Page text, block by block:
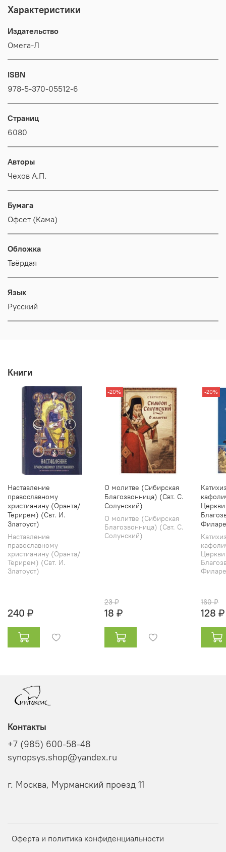
Характеристики
Издательство
Омега-Л
ISBN
978-5-370-05512-6
Страниц
6080
Авторы
Чехов А.П.
Бумага
Офсет (Кама)
Обложка
Твёрдая
Язык
Русский
Книги
Наставление
православному
христианину (Оранта/
Терирем) (Свт. И.
Златоуст)
Наставление
православному
христианину (Оранта/
Терирем) (Свт. И.
Златоуст)
240 ₽
-20%
О молитве (Сибирская
Благозвонница) (Свт. С.
Солунский)
О молитве (Сибирская
Благозвонница) (Свт. С.
Солунский)
23 ₽
18 ₽
-20%
160 ₽
128 ₽
Оферта и политика конфиденциальности
Контакты
+7 (985) 600-58-48
synopsys.shop@yandex.ru
г. Москва, Мурманский проезд 11